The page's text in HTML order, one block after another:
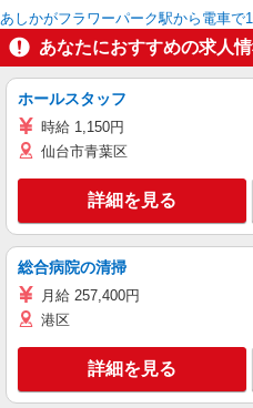
あしかがフラワーパーク駅から電車で
あなたにおすすめの求人
ホールスタッフ
時給 1,150円
仙台市青葉区
詳細を見る
総合病院の清掃
月給 257,400円
港区
詳細を見る